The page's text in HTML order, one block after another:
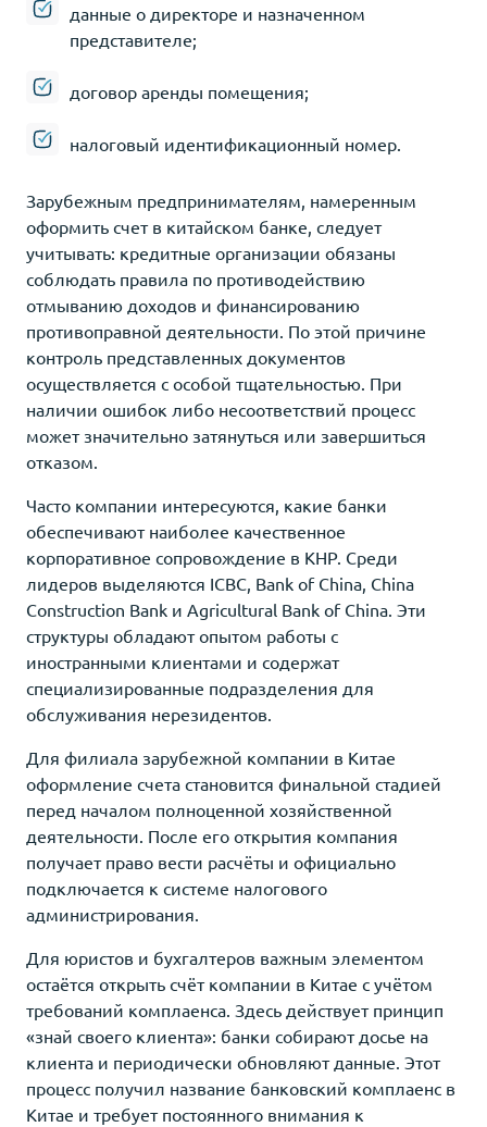
данные о директоре и назначенном
представителе;
договор аренды помещения;
налоговый идентификационный номер.
Зарубежным предпринимателям, намеренным
оформить счет в китайском банке, следует
учитывать: кредитные организации обязаны
соблюдать правила по противодействию
отмыванию доходов и финансированию
противоправной деятельности. По этой причине
контроль представленных документов
осуществляется с особой тщательностью. При
наличии ошибок либо несоответствий процесс
может значительно затянуться или завершиться
отказом.
Часто компании интересуются, какие банки
обеспечивают наиболее качественное
корпоративное сопровождение в КНР. Среди
лидеров выделяются ICBC, Bank of China, China
Construction Bank и Agricultural Bank of China. Эти
структуры обладают опытом работы с
иностранными клиентами и содержат
специализированные подразделения для
обслуживания нерезидентов.
Для филиала зарубежной компании в Китае
оформление счета становится финальной стадией
перед началом полноценной хозяйственной
деятельности. После его открытия компания
получает право вести расчёты и официально
подключается к системе налогового
администрирования.
Для юристов и бухгалтеров важным элементом
остаётся открыть счёт компании в Китае с учётом
требований комплаенса. Здесь действует принцип
«знай своего клиента»: банки собирают досье на
клиента и периодически обновляют данные. Этот
процесс получил название банковский комплаенс в
Китае и требует постоянного внимания к